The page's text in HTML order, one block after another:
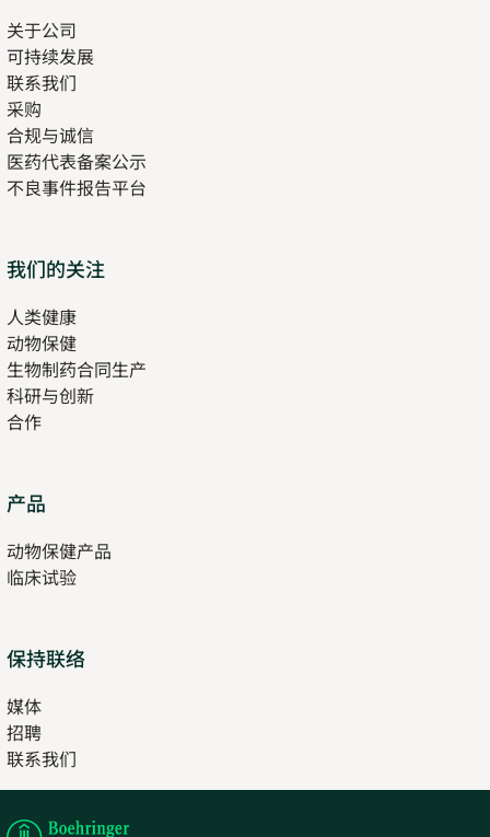
关于公司
可持续发展
联系我们
采购
合规与诚信
医药代表备案公示
不良事件报告平台
我们的关注
人类健康
new
tab
动物保健
生物制药合同生产
科研与创新
合作
产品
new
tab
动物保健产品
临床试验
保持联络
媒体
招聘
in
new
联系我们
in